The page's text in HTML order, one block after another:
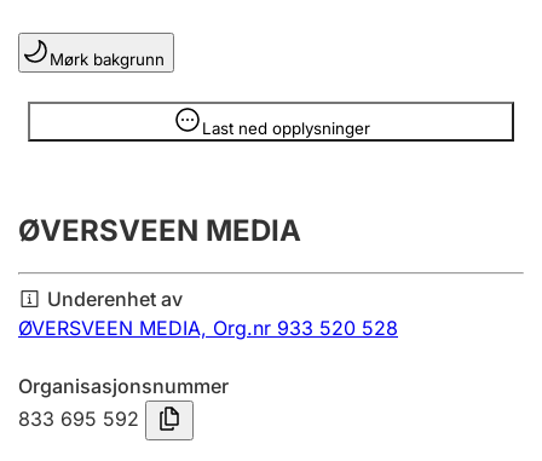
Lag og forening
Registrere, endre, slette
Årsregnskap
Innsending og forsinkelsesgebyr
Tinglysing
Mørk bakgrunn
Last ned opplysninger
Opplysninger er skjult
ØVERSVEEN MEDIA
Underenhet av
ØVERSVEEN MEDIA, Org.nr 933 520 528
Organisasjonsnummer
833 695 592